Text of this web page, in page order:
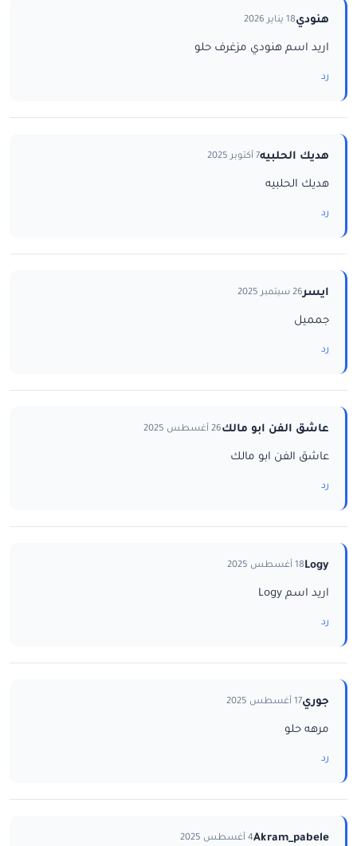
هنودي18 يناير 2026
اريد اسم هنودي مزغرف حلو
رد
هديك الحلبيه7 أكتوبر 2025
هديك الحلبيه
رد
ايسر26 سبتمبر 2025
جمميل
رد
عاشق الفن ابو مالك26 أغسطس 2025
عاشق الفن ابو مالك
رد
Logy18 أغسطس 2025
اريد اسم Logy
رد
جوري17 أغسطس 2025
مرهه حلو
رد
Akram_pabele4 أغسطس 2025